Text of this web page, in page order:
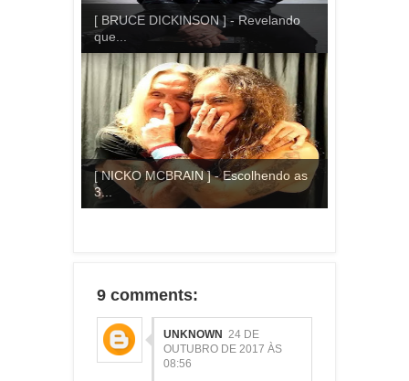
[ BRUCE DICKINSON ] - Revelando
que...
[ NICKO MCBRAIN ] - Escolhendo as
3...
9 comments:
UNKNOWN 24 DE
OUTUBRO DE 2017 ÀS
08:56